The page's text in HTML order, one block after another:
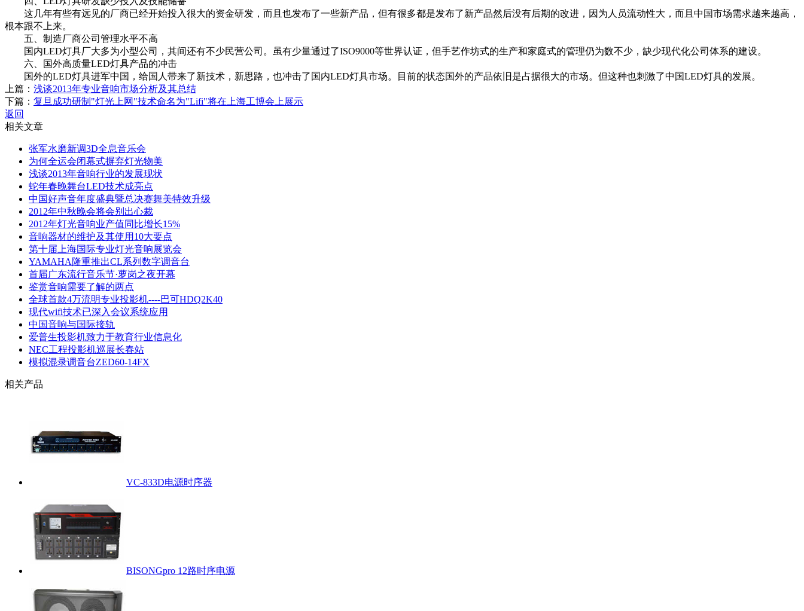
这几年有些有远见的厂商已经开始投入很大的资金研发，而且也发布了一些新产品，但有很多都是发布了新产品然后没有后期的改进，因为人员流动性大，而且中国市场需求越来越高，
根本跟不上来。
五、制造厂商公司管理水平不高
国内LED灯具厂大多为小型公司，其间还有不少民营公司。虽有少量通过了ISO9000等世界认证，但手艺作坊式的生产和家庭式的管理仍为数不少，缺少现代化公司体系的建设。
六、国外高质量LED灯具产品的冲击
国外的LED灯具进军中国，给国人带来了新技术，新思路，也冲击了国内LED灯具市场。目前的状态国外的产品依旧是占据很大的市场。但这种也刺激了中国LED灯具的发展。
上篇： 浅谈2013年专业音响市场分析及其总结
下篇： 复旦成功研制"灯光上网"技术命名为"Lifi"将在上海工博会上展示
返回
相关文章
张军水磨新调3D全息音乐会
为何全运会闭幕式摒弃灯光物美
浅谈2013年音响行业的发展现状
蛇年春晚舞台LED技术成亮点
中国好声音年度盛典暨总决赛舞美特效升级
2012年中秋晚会将会别出心裁
2012年灯光音响业产值同比增长15%
音响器材的维护及其使用10大要点
第十届上海国际专业灯光音响展览会
YAMAHA隆重推出CL系列数字调音台
首届广东流行音乐节·萝岗之夜开幕
鉴赏音响需要了解的两点
全球首款4万流明专业投影机----巴可HDQ2K40
现代wifi技术已深入会议系统应用
中国音响与国际接轨
爱普生投影机致力于教育行业信息化
NEC工程投影机巡展长春站
模拟混录调音台ZED60-14FX
相关产品
VC-833D电源时序器
BISONGpro 12路时序电源